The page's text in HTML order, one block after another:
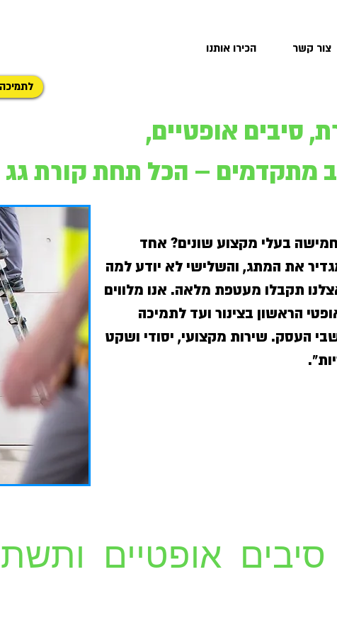
צור קשר הכירו אותנו
סיבים אופטיים,
מתקדמים – הכל תחת קורת
בעלי מקצוע שונים? אחד
את המתג, והשלישי לא יודע למה
תקבלו מעטפת מלאה. אנו מלווים
הראשון בצינור ועד לתמיכה
העסק. שירות מקצועי, יסודי ושקט
אופטיים